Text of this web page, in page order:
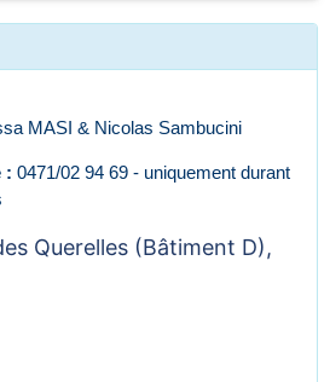
MASI & Nicolas Sambucini
: 0471/02 94 69 - uniquement durant
Querelles (Bâtiment D),